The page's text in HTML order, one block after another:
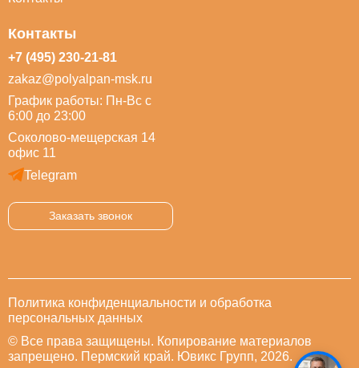
Контакты
+7 (495) 230-21-81
zakaz@polyalpan-msk.ru
График работы: Пн-Вс с
6:00 до 23:00
Соколово-мещерская 14
офис 11
Telegram
Заказать звонок
Политика конфиденциальности и обработка
персональных данных
© Все права защищены. Копирование материалов
запрещено. Пермский край. Ювикс Групп, 2026.